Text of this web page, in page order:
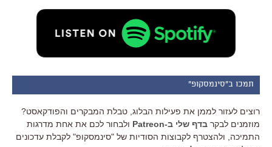
תמכו ב"סינמסקופ"
רוצים לעזור לממן את פעילות הבלוג, טבלת המבקרים והפודקאסט?
מוזמנים לבקר בדף שלי ב-Patreon
ולבחור לכם את אחת מדרגות
התמיכה, ולהצטרף לקבוצות הסודיות של "סינמסקופ" לקבלת עדכונים